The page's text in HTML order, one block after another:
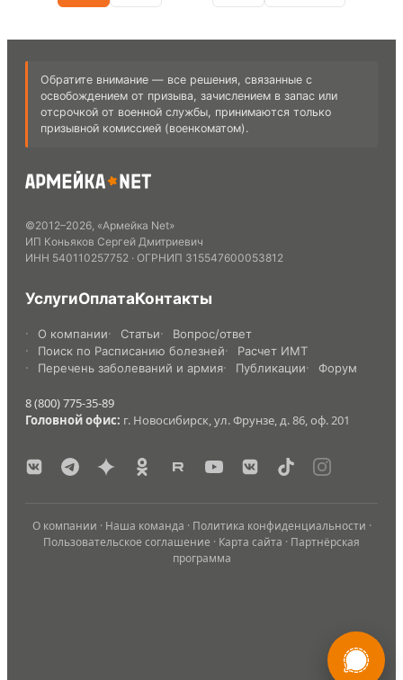
Обратите внимание — все решения, связанные с
освобождением от призыва, зачислением в запас или
отсрочкой от военной службы, принимаются только
призывной комиссией (военкоматом).
©2012–2026, «Армейка Net»
ИП Коньяков Сергей Дмитриевич
ИНН 540110257752 · ОГРНИП 315547600053812
УслугиОплатаКонтакты
О компании Статьи
Вопрос/ответ
Поиск по Расписанию болезней
Расчет ИМТ
Перечень заболеваний и армия
Публикации Форум
8 (800) 775-35-89
Головной офис: г. Новосибирск, ул. Фрунзе, д. 86, оф. 201
О компании · Наша команда · Политика конфиденциальности ·
Пользовательское соглашение · Карта сайта · Партнёрская
программа